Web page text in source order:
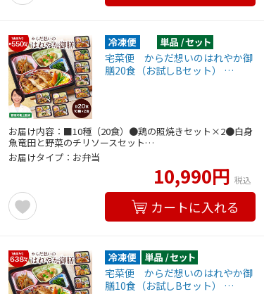
宅菜便 からだ想いのはれやか御
膳20食（お試しBセット） …
お届け内容：■10種（20食）●鶏の照焼きセット×2●白身
魚竜田と野菜のチリソースセット…
お届けタイプ：お弁当
10,990円 税込
カートに入れる
宅菜便 からだ想いのはれやか御
膳10食（お試しBセット） …